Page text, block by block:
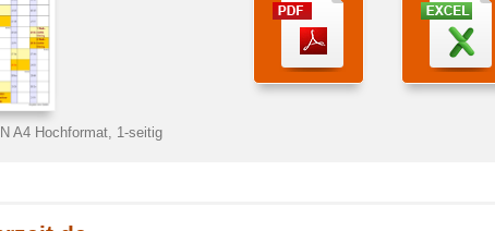
A4 Hochformat, 1-seitig